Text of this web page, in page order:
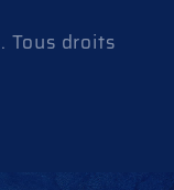
. Tous droits